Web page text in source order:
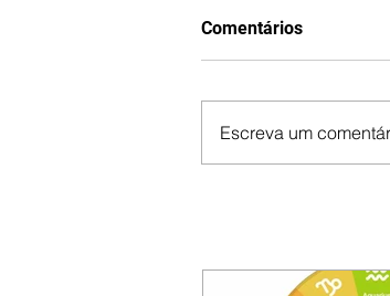
Comentários
Escreva um